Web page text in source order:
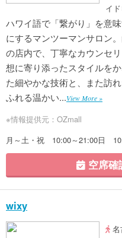
イ
ハワイ語で「繋がり」を意
にするマンツーマンサロン
の店内で、丁寧なカウンセ
想に寄り添ったスタイルを
た細やかな技術と、また訪
ふれる温かい...View More »
※情報提供元：OZmall
月～土・祝 10:00～21:00日
空席確
wixy